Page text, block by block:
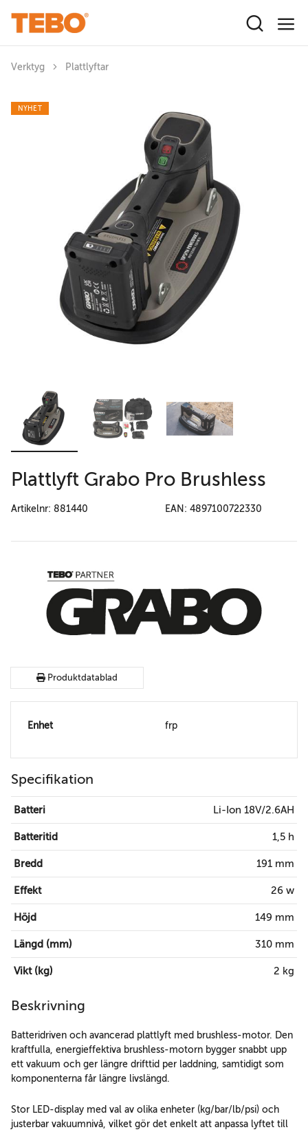
Verktyg Plattlyftar
NYHET
Plattlyft Grabo Pro Brushless
Artikelnr: 881440 EAN: 4897100722330
Produktdatablad
Enhet frp
Specifikation
Batteri Li-Ion 18V/2.6AH
Batteritid 1,5 h
Bredd 191 mm
Effekt 26 w
Höjd 149 mm
Längd (mm) 310 mm
Vikt (kg) 2 kg
Beskrivning
Batteridriven och avancerad plattlyft med brushless-motor. Den
kraftfulla, energieffektiva brushless-motorn bygger snabbt upp
ett vakuum och ger längre drifttid per laddning, samtidigt som
komponenterna får längre livslängd.
Stor LED-display med val av olika enheter (kg/bar/lb/psi) och
justerbar vakuumnivå, vilket gör det enkelt att anpassa lyftet till